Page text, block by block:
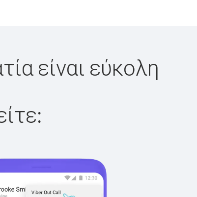
είναι εύκολη